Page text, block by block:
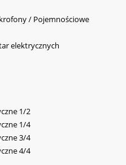
/ Pojemnościowe
elektrycznych
1/2
1/4
3/4
4/4